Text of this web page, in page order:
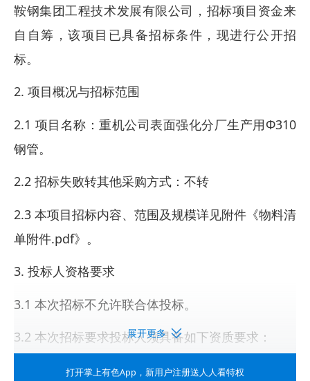
鞍钢集团工程技术发展有限公司，招标项目资金来
自自筹，该项目已具备招标条件，现进行公开招
标。
2. 项目概况与招标范围
2.1 项目名称：重机公司表面强化分厂生产用Φ310
钢管。
2.2 招标失败转其他采购方式：不转
2.3 本项目招标内容、范围及规模详见附件《物料清
单附件.pdf》。
3. 投标人资格要求
3.1 本次招标不允许联合体投标。
3.2 本次招标要求投标人须具备如下资质要求：
详见附件(如有需要)
展开更多
打开掌上有色App ，新用户注册送人人看特权